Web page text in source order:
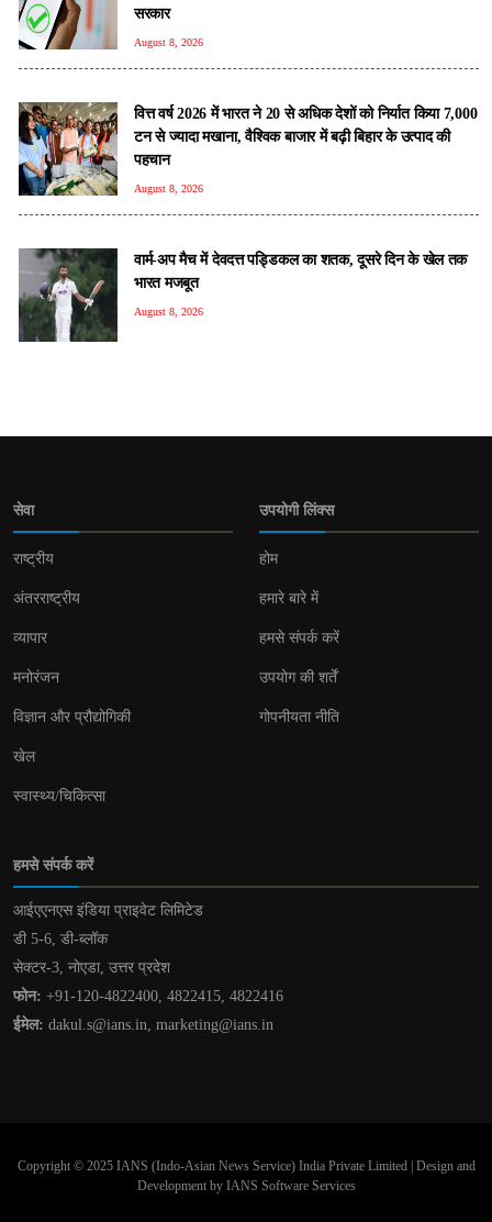
सरकार
August 8, 2026
वित्त वर्ष 2026 में भारत ने 20 से अधिक देशों को निर्यात किया 7,000
टन से ज्यादा मखाना, वैश्विक बाजार में बढ़ी बिहार के उत्पाद की
पहचान
August 8, 2026
वार्म-अप मैच में देवदत्त पड्डिकल का शतक, दूसरे दिन के खेल तक
भारत मजबूत
August 8, 2026
सेवा
राष्ट्रीय
अंतरराष्ट्रीय
व्यापार
मनोरंजन
विज्ञान और प्रौद्योगिकी
खेल
स्वास्थ्य/चिकित्सा
उपयोगी लिंक्स
होम
हमारे बारे में
हमसे संपर्क करें
उपयोग की शर्तें
गोपनीयता नीति
हमसे संपर्क करें
आईएएनएस इंडिया प्राइवेट लिमिटेड
डी 5-6, डी-ब्लॉक
सेक्टर-3, नोएडा, उत्तर प्रदेश
फोन: +91-120-4822400, 4822415, 4822416
ईमेल: dakul.s@ians.in, marketing@ians.in
Copyright © 2025 IANS (Indo-Asian News Service) India Private Limited | Design and
Development by IANS Software Services